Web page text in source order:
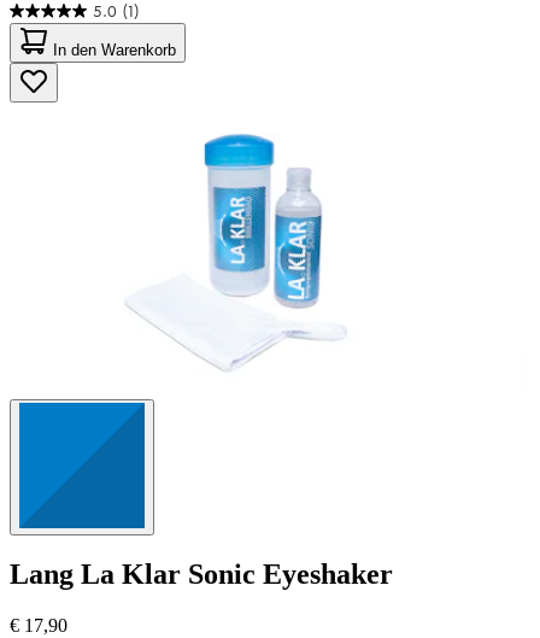
5.0 (1)
5.0
von
5
Sternen.
1
In den Warenkorb
Lang La Klar Sonic Eyeshaker
€ 17,90